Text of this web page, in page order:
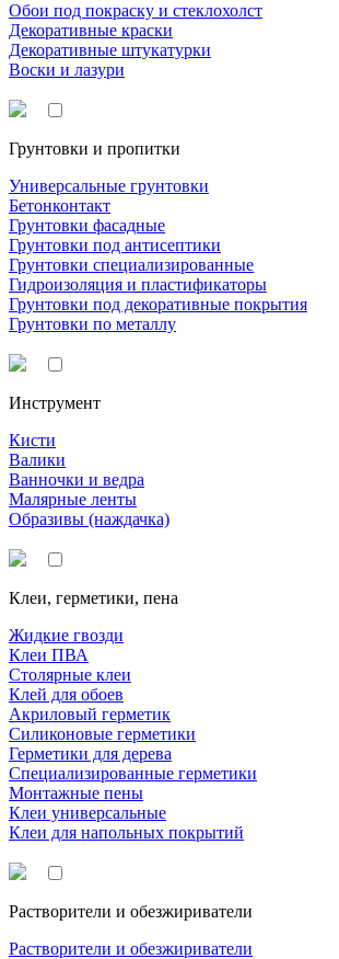
Обои под покраску и стеклохолст
Декоративные краски
Декоративные штукатурки
Воски и лазури
Грунтовки и пропитки
Универсальные грунтовки
Бетонконтакт
Грунтовки фасадные
Грунтовки под антисептики
Грунтовки специализированные
Гидроизоляция и пластификаторы
Грунтовки под декоративные покрытия
Грунтовки по металлу
Инструмент
Кисти
Валики
Ванночки и ведра
Малярные ленты
Образивы (наждачка)
Клеи, герметики, пена
Жидкие гвозди
Клеи ПВА
Столярные клеи
Клей для обоев
Акриловый герметик
Силиконовые герметики
Герметики для дерева
Специализированные герметики
Монтажные пены
Клеи универсальные
Клеи для напольных покрытий
Растворители и обезжириватели
Растворители и обезжириватели